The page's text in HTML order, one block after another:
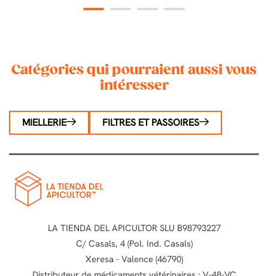
1 2 3 4
Catégories qui pourraient aussi vous
intéresser
MIELLERIE FILTRES ET PASSOIRES
LA TIENDA DEL APICULTOR SLU B98793227
C/ Casals, 4 (Pol. Ind. Casals)
Xeresa - Valence (46790)